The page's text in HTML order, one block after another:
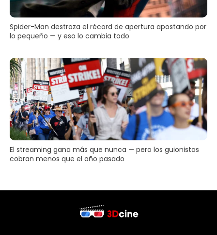
Spider-Man destroza el récord de apertura apostando por
lo pequeño — y eso lo cambia todo
El streaming gana más que nunca — pero los guionistas
cobran menos que el año pasado